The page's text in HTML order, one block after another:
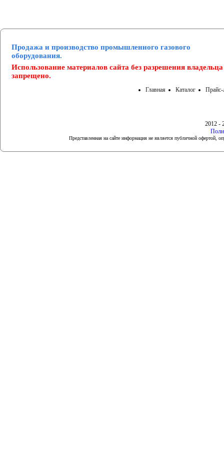
Продажа и производство промышленного газового
оборудования.
Использование материалов сайта без разрешения владельца
запрещено.
Главная Каталог Прайс-
2012 -
Представленная на сайте информация не является публичной